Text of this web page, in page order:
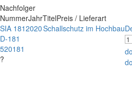
Nachfolger
NummerJahrTitelPreis / Lieferart
SIA 181
D-181
520181
?
2020Schallschutz im Hochbau